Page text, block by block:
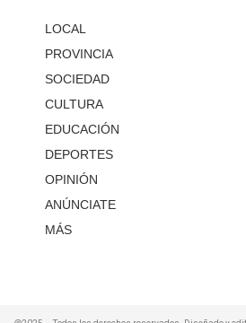
LOCAL
PROVINCIA
SOCIEDAD
CULTURA
EDUCACIÓN
DEPORTES
OPINIÓN
ANÚNCIATE
MÁS